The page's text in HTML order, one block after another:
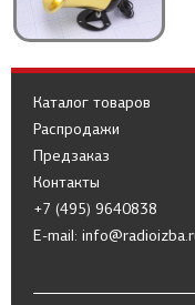
Каталог товаров
Распродажи
Предзаказ
Контакты
+7 (495) 9640838
E-mail: